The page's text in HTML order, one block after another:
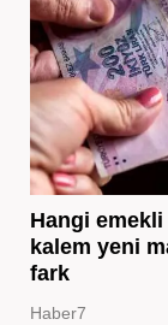
Hangi
kalem yeni
fark
Haber7